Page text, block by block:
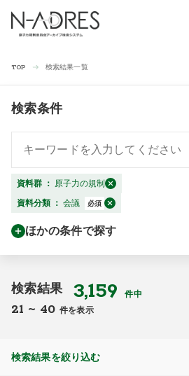
TOP 検索結果一覧
検索条件
資料群 ： 原子力の規制
資料分類 ： 会議 必須
ほかの条件で探す
検索結果 3,159件中
21 ~ 40 件を表示
検索結果を絞り込む